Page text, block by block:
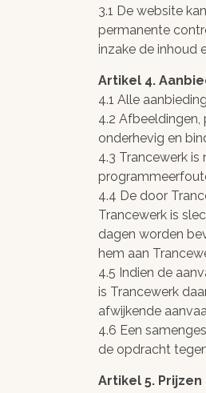
3.1 De website
permanente
inzake de inhoud
Artikel 4.
4.1 Alle
4.2 Afbeeldingen,
onderhevig en
4.3 Trancewerk
4.4 De door
Trancewerk is
dagen worden
hem aan
4.5 Indien de
is Trancewerk
afwijkende
4.6 Een
de opdracht
Artikel 5. Prijzen
Een gerust
hart!
Uitstekende resultaten
behalen en rechtstreeks
contact met Michel